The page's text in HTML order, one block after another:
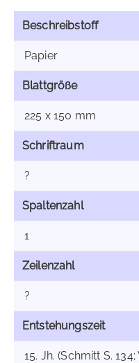
Beschreibstoff
Papier
Blattgröße
225 x 150 mm
Schriftraum
?
Spaltenzahl
1
Zeilenzahl
?
Entstehungszeit
15. Jh. (Schmitt S.